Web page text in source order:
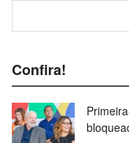
Confira!